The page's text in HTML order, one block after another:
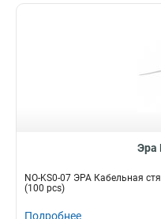
Эра
NO-KS0-07 ЭРА Кабельная
(100 pcs)
Подробнее